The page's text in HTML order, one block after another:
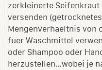
zerkleinerte
versenden
Mengenverhaeltnis von
fuer Waschmittel
oder Shampoo oder
herzustellen…wobei je